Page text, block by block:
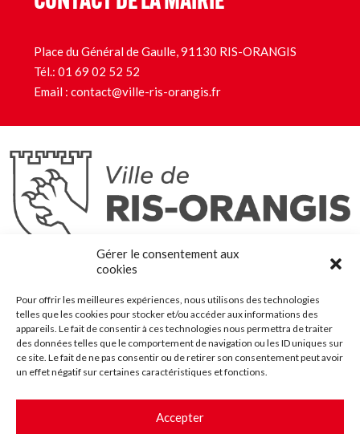
Gérer le consentement aux
cookies
Pour offrir les meilleures expériences, nous utilisons des technologies
telles que les cookies pour stocker et/ou accéder aux informations des
appareils. Le fait de consentir à ces technologies nous permettra de traiter
des données telles que le comportement de navigation ou les ID uniques sur
ce site. Le fait de ne pas consentir ou de retirer son consentement peut avoir
un effet négatif sur certaines caractéristiques et fonctions.
Accepter
Place du Général de Gaulle, 91130 RIS-ORANGIS
Tél.: 01 69 02 52 52
Email : contact@ville-ris-orangis.fr
Ris-Orangis
@2022 — Tous droits réservés
Plan du site
Contact
Accessibilité
Crédits
Les marchés publics
Suggestions & Améliorations